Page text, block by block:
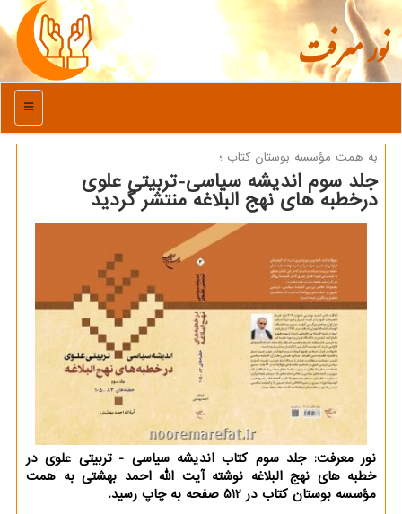
نور معرفت
منو
به همت مؤسسه بوستان كتاب ؛
جلد سوم اندیشه سیاسی-تربیتی علوی
درخطبه های نهج البلاغه منتشر گردید
نور معرفت: جلد سوم کتاب اندیشه سیاسی - تربیتی علوی در
خطبه های نهج البلاغه نوشته آیت الله احمد بهشتی به همت
مؤسسه بوستان کتاب در 512 صفحه به چاپ رسید.